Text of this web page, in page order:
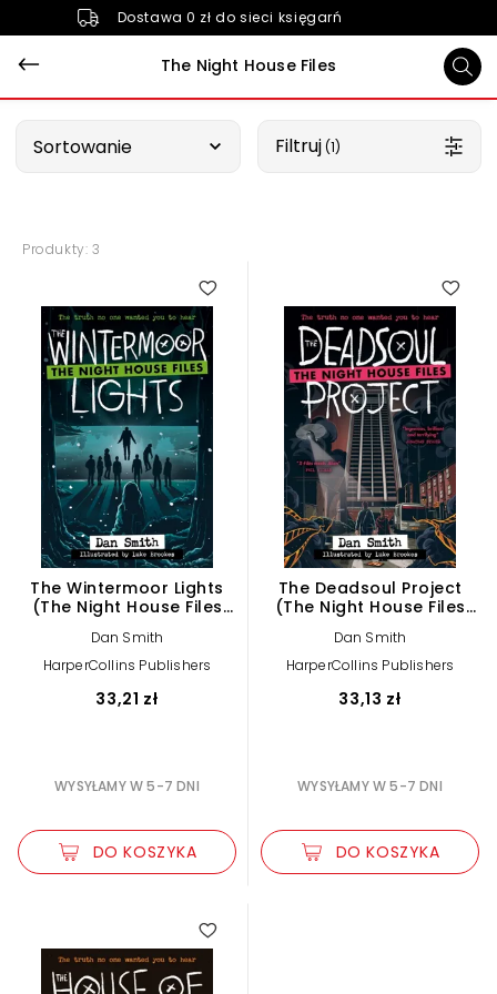
Dostawa 0 zł do sieci księgarń
The Night House Files
Sortowanie Filtruj (1)
Produkty: 3
The Wintermoor Lights
(The Night House Files
Dan Smith
HarperCollins Publishers
33,21 zł
WYSYŁAMY W 5-7 DNI
DO KOSZYKA
The Deadsoul Project
(The Night House Files
Dan Smith
HarperCollins Publishers
33,13 zł
WYSYŁAMY W 5-7 DNI
DO KOSZYKA